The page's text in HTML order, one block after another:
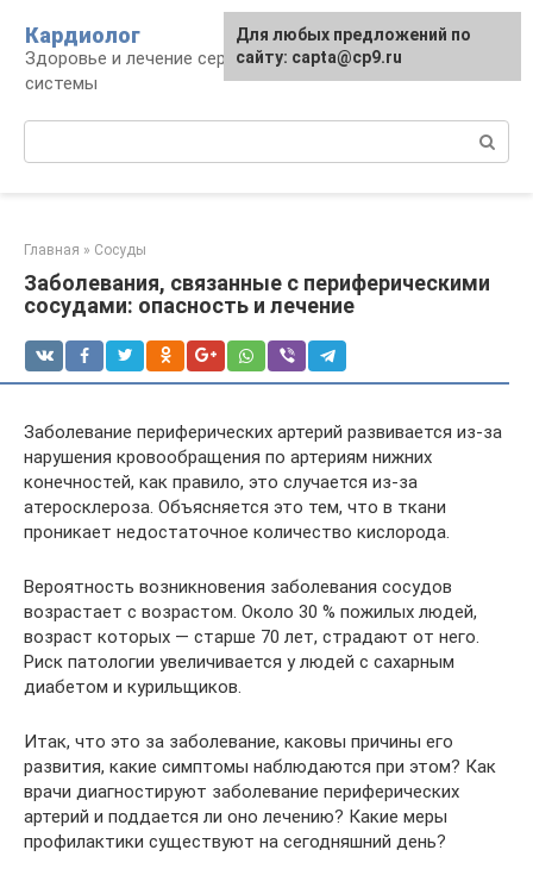
контенту
Кардиолог
Здоровье и лечение сердечно-сосудистой
системы
Главная » Сосуды
Заболевания, связанные с периферическими
сосудами: опасность и лечение
Заболевание периферических артерий развивается из-за
нарушения кровообращения по артериям нижних
конечностей, как правило, это случается из-за
атеросклероза. Объясняется это тем, что в ткани
проникает недостаточное количество кислорода.
Вероятность возникновения заболевания сосудов
возрастает с возрастом. Около 30 % пожилых людей,
возраст которых — старше 70 лет, страдают от него.
Риск патологии увеличивается у людей с сахарным
диабетом и курильщиков.
Итак, что это за заболевание, каковы причины его
развития, какие симптомы наблюдаются при этом? Как
врачи диагностируют заболевание периферических
артерий и поддается ли оно лечению? Какие меры
профилактики существуют на сегодняшний день?
Для любых предложений по
сайту: capta@cp9.ru